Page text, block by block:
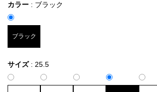
カラー : ブラック
ブラック
サイズ : 25.5